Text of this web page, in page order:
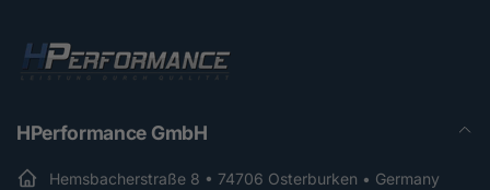
HPerformance GmbH
Hemsbacherstraße 8 • 74706 Osterburken • Germany